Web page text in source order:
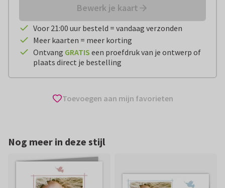
Bewerk je kaart
Voor 21:00 uur besteld = vandaag verzonden
Meer kaarten = meer korting
Ontvang GRATIS een proefdruk van je ontwerp of
plaats direct je bestelling
Toevoegen aan mijn favorieten
Nog meer in deze stijl